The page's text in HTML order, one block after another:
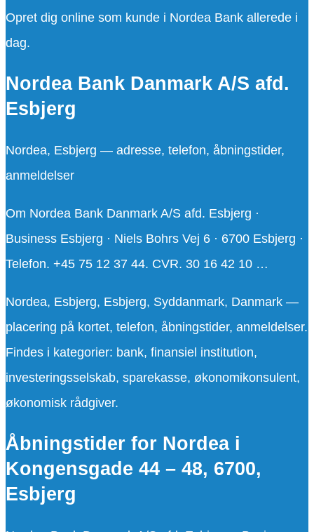
Opret dig online som kunde i Nordea Bank allerede i
dag.
Nordea Bank Danmark A/S afd.
Esbjerg
Nordea, Esbjerg — adresse, telefon, åbningstider,
anmeldelser
Om Nordea Bank Danmark A/S afd. Esbjerg ·
Business Esbjerg · Niels Bohrs Vej 6 · 6700 Esbjerg ·
Telefon. +45 75 12 37 44. CVR. 30 16 42 10 …
Nordea, Esbjerg, Esbjerg, Syddanmark, Danmark —
placering på kortet, telefon, åbningstider, anmeldelser.
Findes i kategorier: bank, finansiel institution,
investeringsselskab, sparekasse, økonomikonsulent,
økonomisk rådgiver.
Åbningstider for Nordea i
Kongensgade 44 – 48, 6700,
Esbjerg